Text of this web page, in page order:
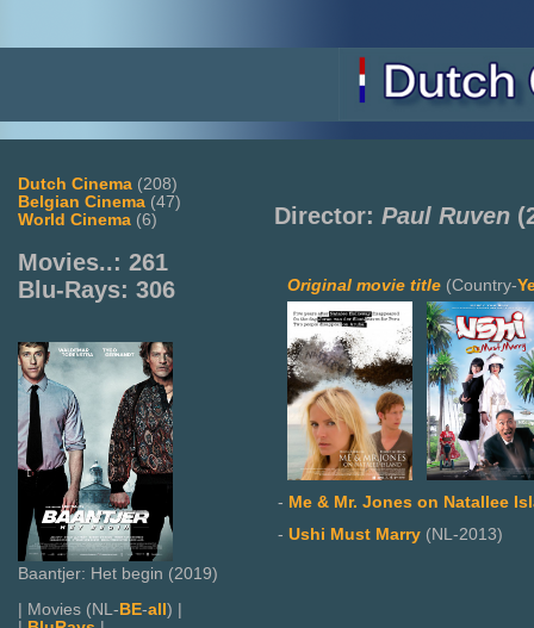
Dutch Cinema (208)
Belgian Cinema (47)
World Cinema (6)
Movies..: 261
Blu-Rays: 306
Baantjer: Het begin (2019)
| Movies (NL-BE-all) |
Director: Paul Ruven
Original movie title (Country-
- Me & Mr. Jones on Natallee
- Ushi Must Marry (NL-2013)